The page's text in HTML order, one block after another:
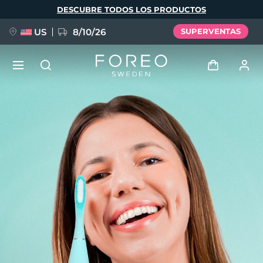
DESCUBRE TODOS LOS PRODUCTOS
US 8/10/26 SUPERVENTAS
Perfil de usuario
Mis dispositivos
Mis pedidos
Mis direcciones
Mis suscripciones
FAQ™ Pure Beauty-Tech Elixir
BREAKING NEWS
issa™ Teeth Whitening Set
Deutsch
Español
Français
Italiano
Português
Svenska
Русский
简体中文 繁體中文